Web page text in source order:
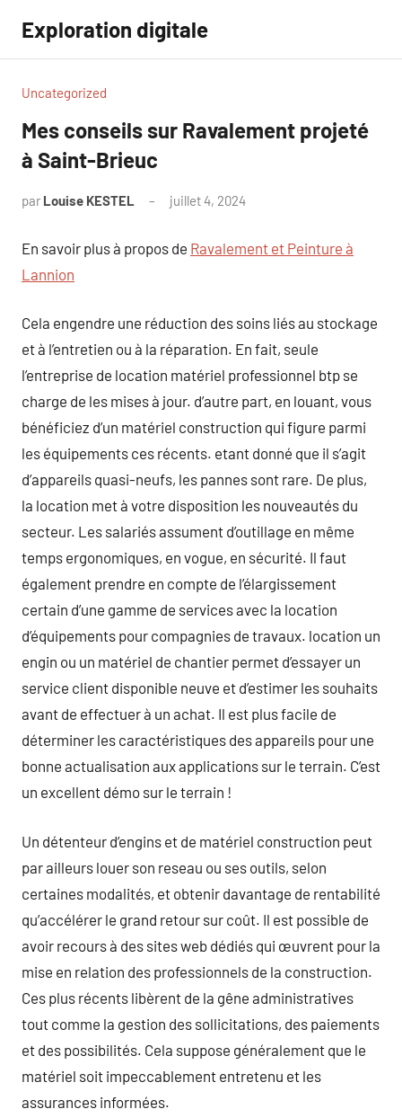
contenu
Exploration digitale
Uncategorized
Mes conseils sur Ravalement projeté
à Saint-Brieuc
par Louise KESTEL juillet 4, 2024
En savoir plus à propos de Ravalement et Peinture à
Lannion
Cela engendre une réduction des soins liés au stockage
et à l’entretien ou à la réparation. En fait, seule
l’entreprise de location matériel professionnel btp se
charge de les mises à jour. d’autre part, en louant, vous
bénéficiez d’un matériel construction qui figure parmi
les équipements ces récents. etant donné que il s’agit
d’appareils quasi-neufs, les pannes sont rare. De plus,
la location met à votre disposition les nouveautés du
secteur. Les salariés assument d’outillage en même
temps ergonomiques, en vogue, en sécurité. Il faut
également prendre en compte de l’élargissement
certain d’une gamme de services avec la location
d’équipements pour compagnies de travaux. location un
engin ou un matériel de chantier permet d’essayer un
service client disponible neuve et d’estimer les souhaits
avant de effectuer à un achat. Il est plus facile de
déterminer les caractéristiques des appareils pour une
bonne actualisation aux applications sur le terrain. C’est
un excellent démo sur le terrain !
Un détenteur d’engins et de matériel construction peut
par ailleurs louer son reseau ou ses outils, selon
certaines modalités, et obtenir davantage de rentabilité
qu’accélérer le grand retour sur coût. Il est possible de
avoir recours à des sites web dédiés qui œuvrent pour la
mise en relation des professionnels de la construction.
Ces plus récents libèrent de la gêne administratives
tout comme la gestion des sollicitations, des paiements
et des possibilités. Cela suppose généralement que le
matériel soit impeccablement entretenu et les
assurances informées.